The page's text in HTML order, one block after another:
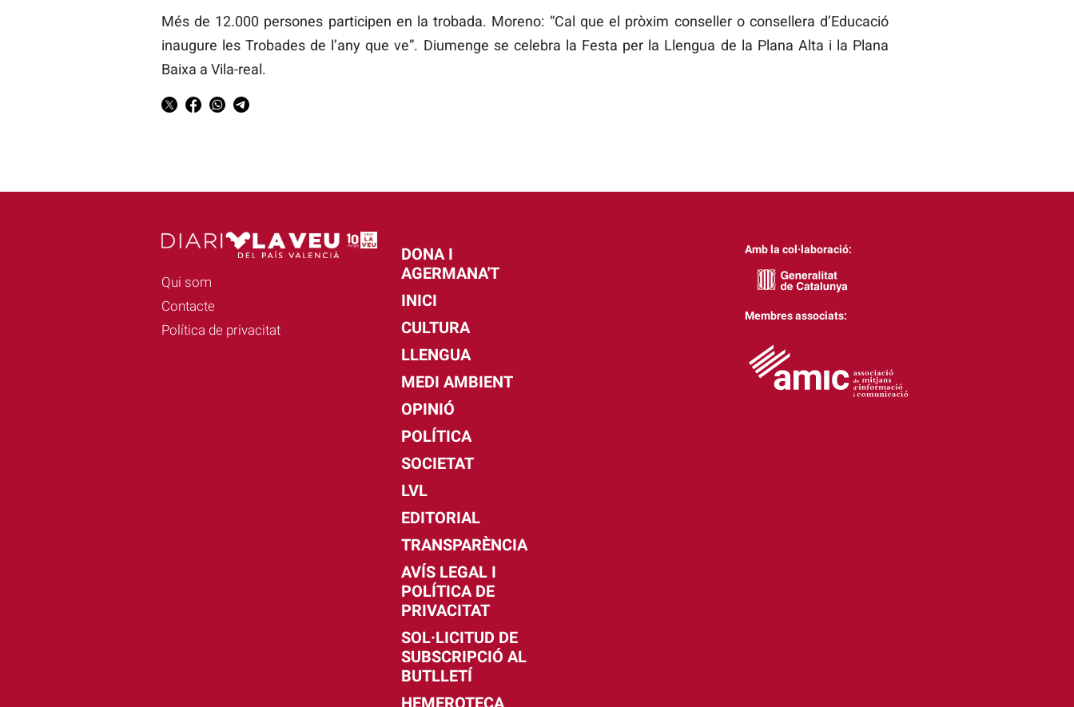
Més de 12.000 persones participen en la trobada. Moreno: “Cal que el pròxim conseller o consellera d’Educació
inaugure les Trobades de l’any que ve”. Diumenge se celebra la Festa per la Llengua de la Plana Alta i la Plana
Baixa a Vila-real.
Qui som
Contacte
Política de privacitat
DONA I
AGERMANA'T
INICI
CULTURA
LLENGUA
MEDI AMBIENT
OPINIÓ
POLÍTICA
SOCIETAT
LVL
EDITORIAL
TRANSPARÈNCIA
AVÍS LEGAL I
POLÍTICA DE
PRIVACITAT
SOL·LICITUD DE
SUBSCRIPCIÓ AL
BUTLLETÍ
HEMEROTECA
Amb la col·laboració:
Membres associats: